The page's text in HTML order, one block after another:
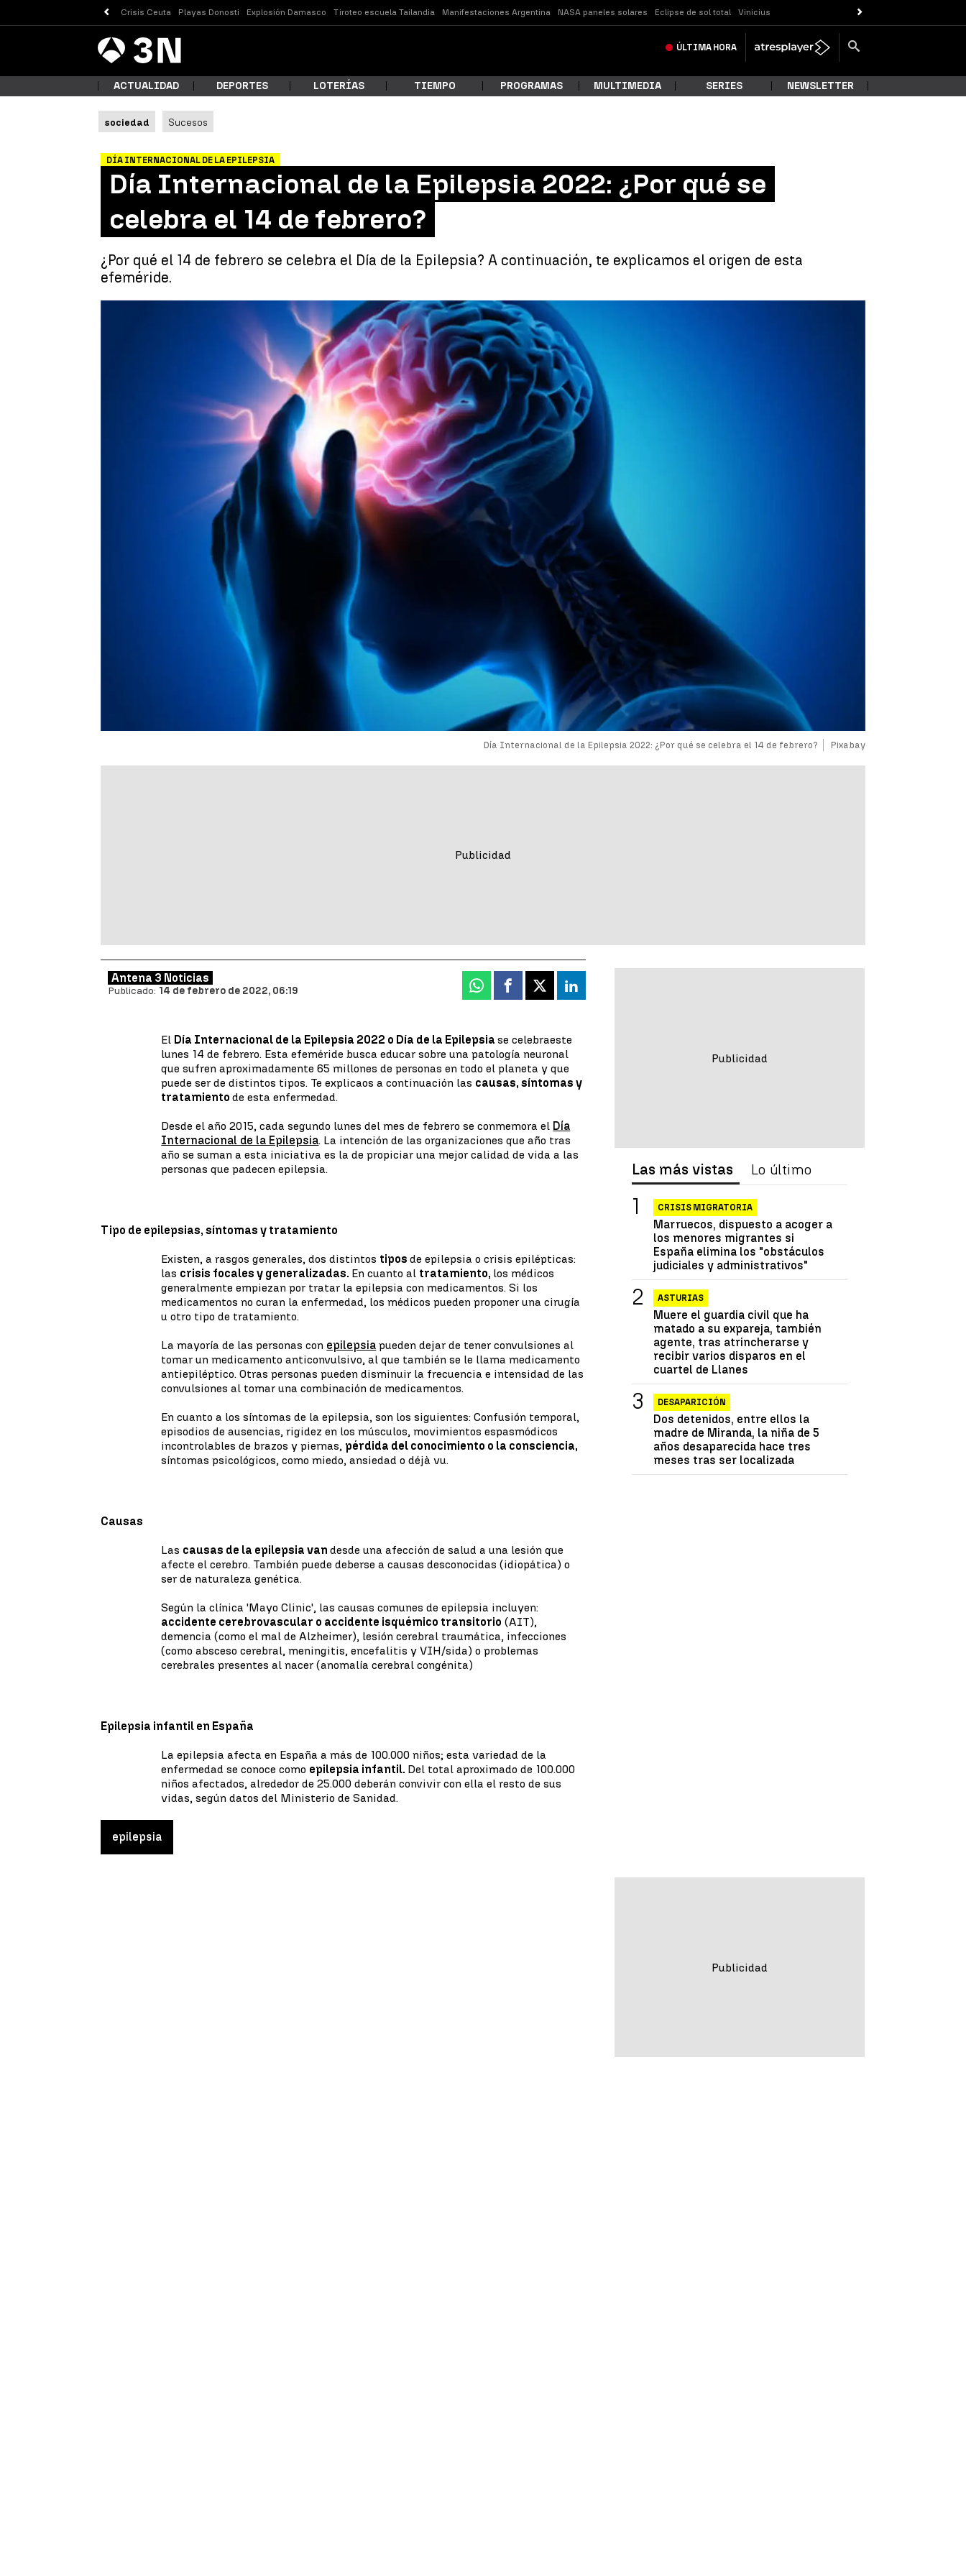
Crisis Ceuta Playas Donosti Explosión Damasco Tiroteo escuela Tailandia Manifestaciones Argentina NASA paneles solares Eclipse de sol total Vinicius
Antena
3 Noticias ÚLTIMA HORA
¿Qué estás buscando?
Buscar
ACTUALIDAD DEPORTES LOTERÍAS TIEMPO PROGRAMAS MULTIMEDIA SERIES NEWSLETTER
sociedad Sucesos
DÍA INTERNACIONAL DE LA EPILEPSIA
Día Internacional de la Epilepsia 2022: ¿Por qué se
celebra el 14 de febrero?
¿Por qué el 14 de febrero se celebra el Día de la Epilepsia? A continuación, te explicamos el origen de esta
efeméride.
Día Internacional de la Epilepsia 2022: ¿Por qué se celebra el 14 de febrero? Pixabay
Antena 3 Noticias
Publicado: 14 de febrero de 2022, 06:19 Whatsapp
Facebook
X Linkedin
El Día Internacional de la Epilepsia 2022 o Día de la Epilepsiase celebraeste
lunes 14 de febrero. Esta efeméride busca educar sobre una patología neuronal
que sufren aproximadamente 65 millones de personas en todo el planeta y que
puede ser de distintos tipos. Te explicaos a continuación las causas, síntomas y
tratamientode esta enfermedad.
Desde el año 2015, cada segundo lunes del mes de febrero se conmemora el Día
Internacional de la Epilepsia. La intención de las organizaciones que año tras
año se suman a esta iniciativa es la de propiciar una mejor calidad de vida a las
personas que padecen epilepsia.
Tipo de epilepsias, síntomas y tratamiento
Existen, a rasgos generales, dos distintos tiposde epilepsia o crisis epilépticas:
las crisis focales y generalizadas. En cuanto al tratamiento, los médicos
generalmente empiezan por tratar la epilepsia con medicamentos. Si los
medicamentos no curan la enfermedad, los médicos pueden proponer una cirugía
u otro tipo de tratamiento.
La mayoría de las personas con epilepsia pueden dejar de tener convulsiones al
tomar un medicamento anticonvulsivo, al que también se le llama medicamento
antiepiléptico. Otras personas pueden disminuir la frecuencia e intensidad de las
convulsiones al tomar una combinación de medicamentos.
En cuanto a los síntomas de la epilepsia, son los siguientes: Confusión temporal,
episodios de ausencias, rigidez en los músculos, movimientos espasmódicos
incontrolables de brazos y piernas, pérdida del conocimiento o la consciencia,
síntomas psicológicos, como miedo, ansiedad o déjà vu.
Causas
Las causas de la epilepsia vandesde una afección de salud a una lesión que
afecte el cerebro. También puede deberse a causas desconocidas (idiopática) o
ser de naturaleza genética.
Según la clínica 'Mayo Clinic', las causas comunes de epilepsia incluyen:
accidente cerebrovascular o accidente isquémico transitorio (AIT),
demencia (como el mal de Alzheimer), lesión cerebral traumática, infecciones
(como absceso cerebral, meningitis, encefalitis y VIH/sida) o problemas
cerebrales presentes al nacer (anomalía cerebral congénita)
Epilepsia infantil en España
La epilepsia afecta en España a más de 100.000 niños; esta variedad de la
enfermedad se conoce como epilepsia infantil. Del total aproximado de 100.000
niños afectados, alrededor de 25.000 deberán convivir con ella el resto de sus
vidas, según datos del Ministerio de Sanidad.
epilepsia
Las más vistas Lo último
CRISIS MIGRATORIA
Marruecos, dispuesto a acoger a
los menores migrantes si
España elimina los "obstáculos
judiciales y administrativos"
ASTURIAS
Muere el guardia civil que ha
matado a su expareja, también
agente, tras atrincherarse y
recibir varios disparos en el
cuartel de Llanes
DESAPARICIÓN
Dos detenidos, entre ellos la
madre de Miranda, la niña de 5
años desaparecida hace tres
meses tras ser localizada